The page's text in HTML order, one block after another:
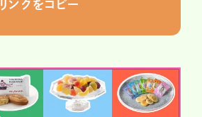
リンクをコピー